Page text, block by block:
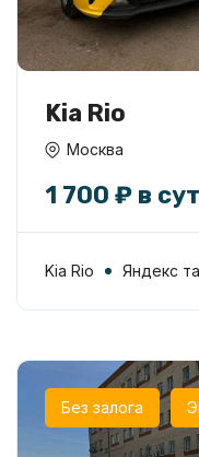
Kia Rio
Москва
1 700 ₽ в
Kia Rio Яндекс
Без залога